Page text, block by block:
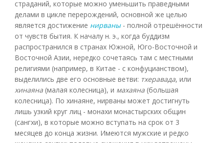
страданий, которые можно уменьшить праведными
делами в цикле перерождений, основной же целью
является достижение нирваны- полной отрешённости
от чувств бытия. К началу н. э., когда буддизм
распространился в странах Южной, Юго-Восточной и
Восточной Азии, нередко сочетаясь там с местными
религиями (например, в Китае - с конфуцианством),
выделились две его основные ветви: тхеравада, или
хинаяна (малая колесница), и махаяна (большая
колесница). По хинаяне, нирваны может достигнуть
лишь узкий круг лиц - монахи монастырских общин
(сангхи), в которые можно вступать на срок от 3
месяцев до конца жизни. Имеются мужские и редко